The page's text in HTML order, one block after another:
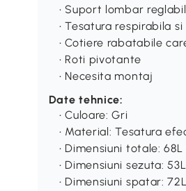
• Suport lombar reglabil
• Tesatura respirabila
• Cotiere rabatabile
• Roti pivotante
• Necesita montaj
Date tehnice:
• Culoare: Gri
• Material: Tesatura
• Dimensiuni totale: 68L
• Dimensiuni sezuta:
• Dimensiuni spatar: